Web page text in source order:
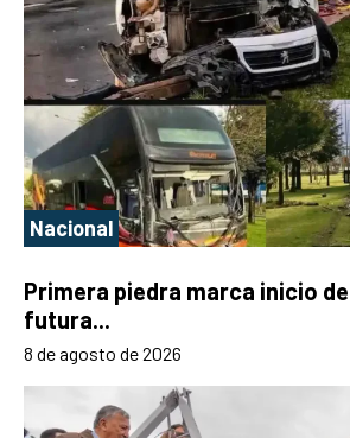
Nacional
Primera piedra marca inicio
futura...
8 de agosto de 2026